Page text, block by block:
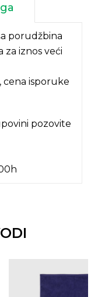
porudžbina
iznos veći
cena isporuke
pozovite